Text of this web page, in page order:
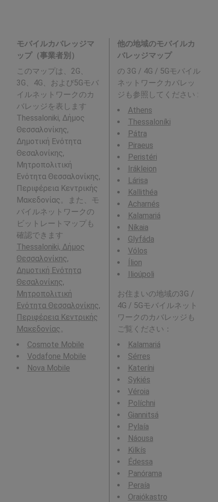
モバイルカバレッジマ
ップ（事業者別）
このマップは、2G、
3G、4G、および5Gモバ
イルネットワークのカ
バレッジを表します
Thessaloniki, Δήμος
Θεσσαλονίκης,
Δημοτική Ενότητα
Θεσαλονίκης,
Μητροπολιτική
Ενότητα Θεσσαλονίκης,
Περιφέρεια Κεντρικής
Μακεδονίας。また、モ
バイルネットワークの
ビットレートマップも
確認できます
Thessaloniki, Δήμος
Θεσσαλονίκης,
Δημοτική Ενότητα
Θεσαλονίκης,
Μητροπολιτική
Ενότητα Θεσσαλονίκης,
Περιφέρεια Κεντρικής
Μακεδονίας 。
Cosmote Mobile
Vodafone Mobile
Nova Mobile
他の地域のモバイルカ
バレッジマップ
の 3G / 4G / 5Gモバイル
ネットワークカバレッ
ジも参照してください :
Athens
Thessaloníki
Pátra
Piraeus
Peristéri
Irákleion
Lárisa
Kallithéa
Acharnés
Kalamariá
Níkaia
Glyfáda
Vólos
Ílion
Ilioúpoli
お住まいの地域の3G /
4G / 5Gモバイルネット
ワークのカバレッジも
ご覧ください：
Kalamariá
Sérres
Kateríni
Sykiés
Véroia
Políchni
Giannitsá
Pylaía
Náousa
Kilkís
Édessa
Panórama
Peraía
Oraiókastro